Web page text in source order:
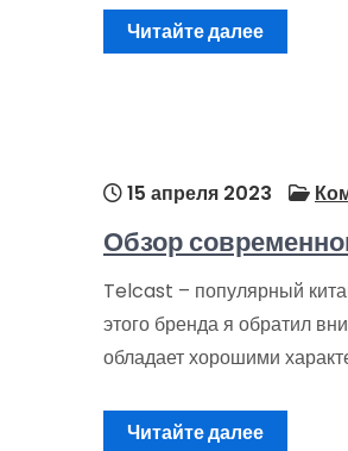
Читайте далее
15 апреля 2023
Обзор
Telcast – популярный
этого бренда я обратил
обладает хорошими
Читайте далее